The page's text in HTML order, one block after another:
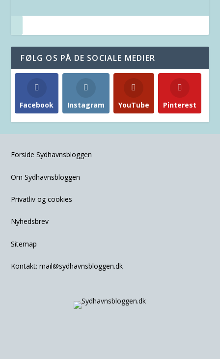
FØLG OS PÅ DE SOCIALE MEDIER
Facebook Instagram YouTube Pinterest
Forside Sydhavnsbloggen
Om Sydhavnsbloggen
Privatliv og cookies
Nyhedsbrev
Sitemap
Kontakt:mail@sydhavnsbloggen.dk